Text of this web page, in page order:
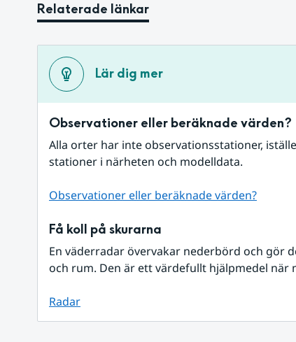
Relaterade länkar
Lär dig mer
Observationer eller beräknade värden?
Alla orter har inte observationsstationer,
stationer i närheten och modelldata.
Observationer eller beräknade värden?
Få koll på skurarna
En väderradar övervakar nederbörd och gör
och rum. Den är ett värdefullt hjälpmedel när
Radar